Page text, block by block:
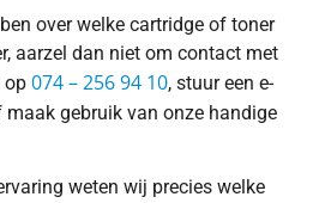
over welke cartridge of toner
aarzel dan niet om contact met
op 074 – 256 94 10, stuur een e-
maak gebruik van onze handige
weten wij precies welke